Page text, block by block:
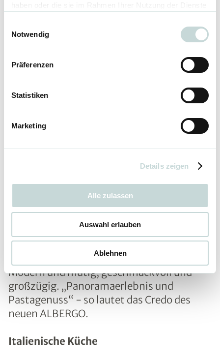
Notwendig
Präferenzen
Statistiken
Marketing
Details zeigen
Alle zulassen
Auswahl erlauben
Ablehnen
Das ALBERGO ist NEU und ANDERS!
Modern und mutig, geschmackvoll und
großzügig. „Panoramaerlebnis und
Pastagenuss“ - so lautet das Credo des
neuen ALBERGO.
Italienische Küche